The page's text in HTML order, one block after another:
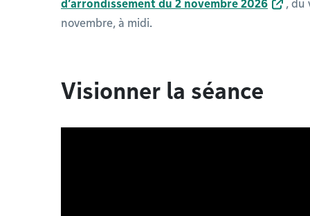
d’arrondissement du 2 novembre 2026
, du
novembre, à midi.
Visionner la séance